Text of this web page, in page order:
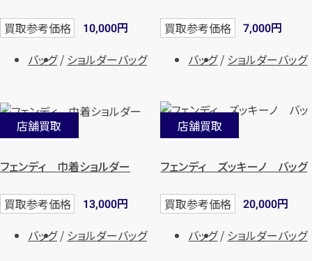
買取参考価格 10,000円
バッグ
ショルダーバッグ
買取参考価格 7,000円
バッグ
ショルダーバッグ
店舗買取
フェンディ 巾着ショルダー
買取参考価格 13,000円
バッグ
ショルダーバッグ
店舗買取
フェンディ ズッキーノ バッグ
買取参考価格 20,000円
バッグ
ショルダーバッグ